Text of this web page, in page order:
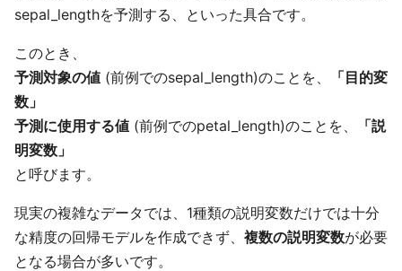
sepal_lengthを予測する、といった具合です。
このとき、
予測対象の値 (前例でのsepal_length)のことを、
「目的変
数」
予測に使用する値 (前例でのpetal_length)のことを、
「説
明変数」
と呼びます。
現実の複雑なデータでは、1種類の説明変数だけでは十分
な精度の回帰モデルを作成できず、 複数の説明変数が必要
となる場合が多いです。